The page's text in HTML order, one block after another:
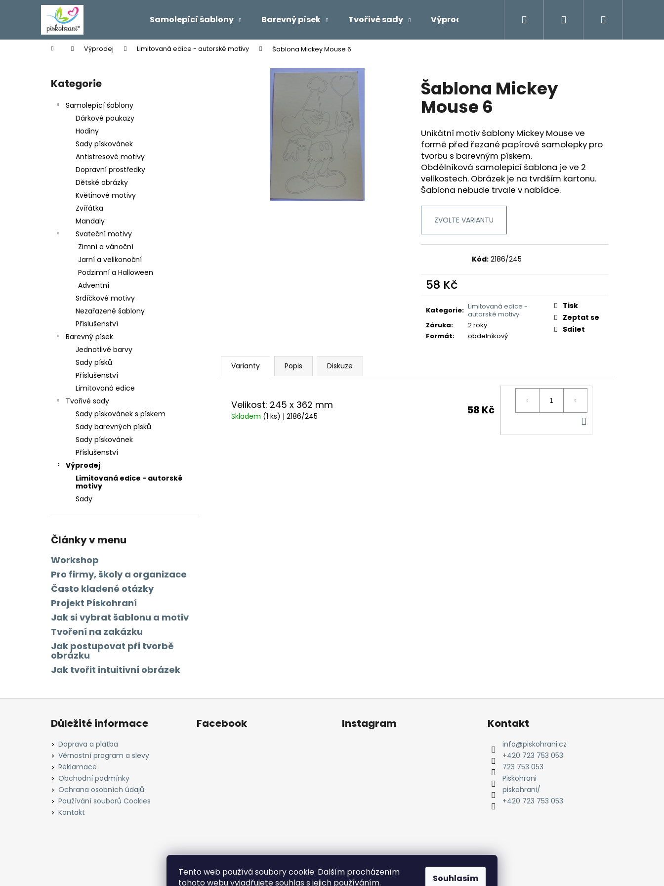
Tento web používá soubory cookie. Dalším procházením
tohoto webu vyjadřujete souhlas s jejich používáním.
Souhlasím
Samolepící šablony Barevný písek Tvořivé sady Výprodej Přihlášení
Domů Výprodej Limitovaná edice - autorské motivy Šablona Mickey Mouse 6
Přeskočit
kategorie
Kategorie
Samolepící šablony
Dárkové poukazy
Hodiny
Sady pískovánek
Antistresové motivy
Dopravní prostředky
Dětské obrázky
Květinové motivy
Zvířátka
Mandaly
Svateční motivy
Zimní a vánoční
Jarní a velikonoční
Podzimní a Halloween
Adventní
Srdíčkové motivy
Nezařazené šablony
Příslušenství
Barevný písek
Jednotlivé barvy
Sady písků
Příslušenství
Limitovaná edice
Tvořivé sady
Sady pískovánek s pískem
Sady barevných písků
Sady pískovánek
Příslušenství
Výprodej
Limitovaná edice - autorské
motivy
Sady
Články v menu
Workshop
Pro firmy, školy a organizace
Často kladené otázky
Projekt Pískohraní
Jak si vybrat šablonu a motiv
Tvoření na zakázku
Jak postupovat při tvorbě
obrázku
Jak tvořit intuitivní obrázek
Šablona Mickey
Mouse 6
Unikátní motiv šablony Mickey Mouse ve
formě před řezané papírové samolepky pro
tvorbu s barevným pískem.
Obdélníková samolepicí šablona je ve 2
velikostech. Obrázek je na tvrdším kartonu.
Šablona nebude trvale v nabídce.
ZVOLTE VARIANTU
Kód: 2186/245
58 Kč
Měrná
Kategorie: Limitovaná edice -
autorské motivy
Záruka:
2 roky
Formát: obdelníkový
Tisk
Zeptat se
Sdílet
Varianty Popis Diskuze
Velikost: 245 x 362 mm
Skladem (1 ks) | 2186/245 58 Kč
KOŠÍKU
í
Zpět
do
Zpět
do
Co potřebujete najít?
Doporučujeme
Z
Důležité informace
Doprava a platba
Věrnostní program a slevy
Reklamace
Obchodní podmínky
Ochrana osobních údajů
Používání souborů Cookies
Kontakt
Facebook Instagram
Sledovat na Instagramu
Kontakt
info@piskohrani.cz
+420 723 753 053
723 753 053
Piskohrani
piskohrani/
+420 723 753 053